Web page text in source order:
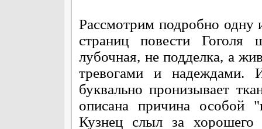
Рассмотрим подробно
страниц повести Гоголя
лубочная, не подделка, а
тревогами и
буквально пронизывает
описана причина особой
Кузнец слыл за хорошего